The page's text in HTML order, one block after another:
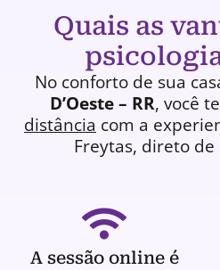
Quais as
No conforto de sua
D’Oeste – RR, você
distância com a
Freytas, direto de
A sessão online é